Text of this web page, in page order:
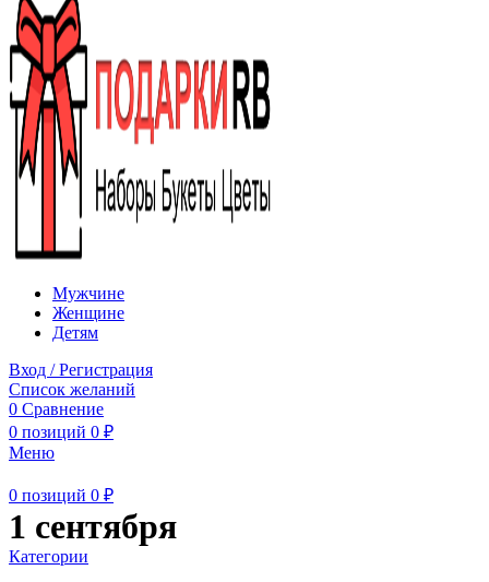
Мужчине
Женщине
Детям
Вход / Регистрация
Список желаний
0 Сравнение
0 позиций 0 ₽
Меню
0 позиций 0 ₽
1 сентября
Категории